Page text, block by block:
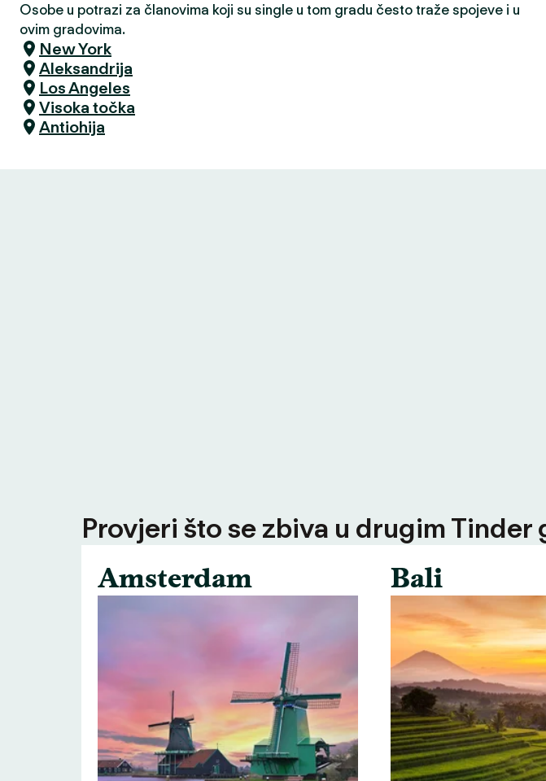
Osobe u potrazi za članovima koji su single u tom gradu često traže spojeve i u
ovim gradovima.
New York
Aleksandrija
Los Angeles
Visoka točka
Antiohija
Provjeri što se zbiva u drugim
Amsterdam
Bali